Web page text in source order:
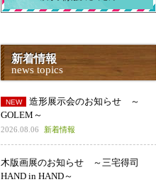
新着情報
news topics
造形展示会のお知らせ ～
GOLEM～
2026.08.06 新着情報
木版画展のお知らせ ～三宅得司
HAND in HAND～